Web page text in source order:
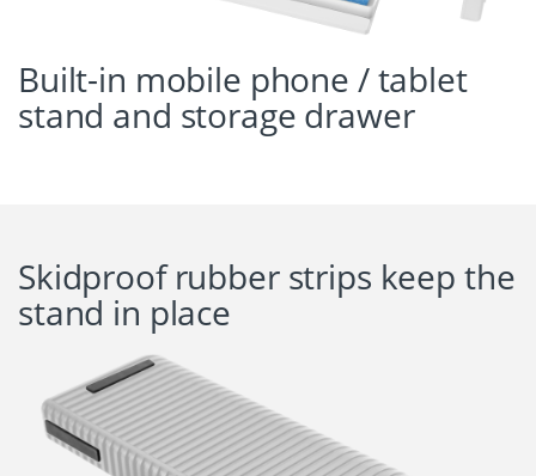
Built-in mobile phone / tablet
stand and storage drawer
Skidproof rubber strips keep the
stand in place